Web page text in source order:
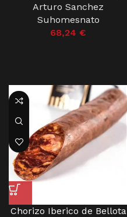
Arturo Sanchez
Suhomesnato
68,24 €
Chorizo Iberico de Bellota